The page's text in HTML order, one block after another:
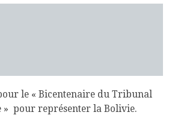
le « Bicentenaire du Tribunal
» pour représenter la Bolivie.